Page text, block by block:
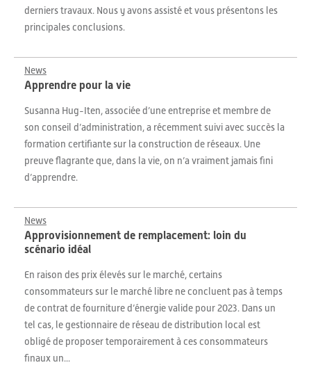
derniers travaux. Nous y avons assisté et vous présentons les
principales conclusions.
News
Apprendre pour la vie
Susanna Hug-Iten, associée d’une entreprise et membre de
son conseil d’administration, a récemment suivi avec succès la
formation certifiante sur la construction de réseaux. Une
preuve flagrante que, dans la vie, on n’a vraiment jamais fini
d’apprendre.
News
Approvisionnement de remplacement: loin du
scénario idéal
En raison des prix élevés sur le marché, certains
consommateurs sur le marché libre ne concluent pas à temps
de contrat de fourniture d’énergie valide pour 2023. Dans un
tel cas, le gestionnaire de réseau de distribution local est
obligé de proposer temporairement à ces consommateurs
finaux un...